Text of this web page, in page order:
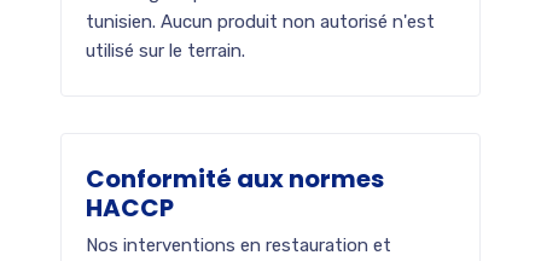
tunisien. Aucun produit non autorisé n'est
utilisé sur le terrain.
Conformité aux normes
HACCP
Nos interventions en restauration et